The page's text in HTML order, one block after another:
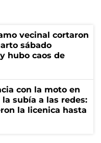
vecinal cortaron
sábado
hubo caos de
con la moto en
subía a las redes:
la licenica hasta